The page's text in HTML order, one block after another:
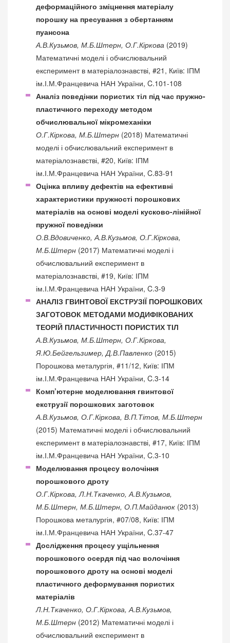
деформаційного зміцнення матеріалу
порошку на пресування з обертанням
пуансона
А.В.Кузьмов, М.Б.Штерн, О.Г.Кіркова (2019)
Математичні моделі і обчислювальний
експеримент в матеріалознавстві, #21, Київ: ІПМ
ім.І.М.Францевича НАН України, C.101-108
Аналіз поведінки пористих тіл під час пружно-
пластичного переходу методом
обчислювальної мікромеханіки
О.Г.Кіркова, М.Б.Штерн (2018) Математичні
моделі і обчислювальний експеримент в
матеріалознавстві, #20, Київ: ІПМ
ім.І.М.Францевича НАН України, C.83-91
Оцінка впливу дефектів на ефективні
характеристики пружності порошкових
матеріалів на основі моделі кусково-лінійної
пружної поведінки
О.В.Вдовиченко, А.В.Кузьмов, О.Г.Кіркова,
М.Б.Штерн (2017) Математичні моделі і
обчислювальний експеримент в
матеріалознавстві, #19, Київ: ІПМ
ім.І.М.Францевича НАН України, C.3-9
АНАЛІЗ ГВИНТОВОЇ ЕКСТРУЗІЇ ПОРОШКОВИХ
ЗАГОТОВОК МЕТОДАМИ МОДИФІКОВАНИХ
ТЕОРІЙ ПЛАСТИЧНОСТІ ПОРИСТИХ ТІЛ
А.В.Кузьмов, М.Б.Штерн, О.Г.Кіркова,
Я.Ю.Бейгельзимер, Д.В.Павленко (2015)
Порошкова металургія, #11/12, Київ: ІПМ
ім.І.М.Францевича НАН України, C.3-14
Комп’ютерне моделювання гвинтової
екструзії порошкових заготовок
А.В.Кузьмов, О.Г.Кіркова, В.П.Тітов, М.Б.Штерн
(2015) Математичні моделі і обчислювальний
експеримент в матеріалознавстві, #17, Київ: ІПМ
ім.І.М.Францевича НАН України, C.3-10
Моделювання процесу волочіння
порошкового дроту
О.Г.Кіркова, Л.Н.Ткаченко, А.В.Кузьмов,
М.Б.Штерн, М.Б.Штерн, О.П.Майданюк (2013)
Порошкова металургія, #07/08, Київ: ІПМ
ім.І.М.Францевича НАН України, C.37-47
Дослідження процесу ущільнення
порошкового осердя під час волочіння
порошкового дроту на основі моделі
пластичного деформування пористих
матеріалів
Л.Н.Ткаченко, О.Г.Кіркова, А.В.Кузьмов,
М.Б.Штерн (2012) Математичні моделі і
обчислювальний експеримент в